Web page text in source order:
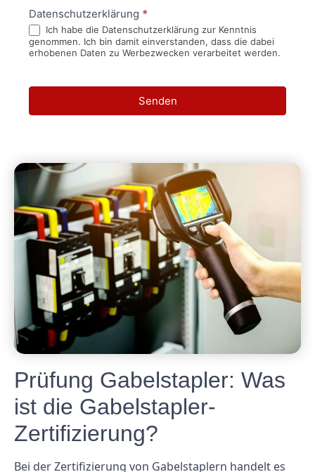
Datenschutzerklärung *
Ich habe die Datenschutzerklärung zur Kenntnis
genommen. Ich bin damit einverstanden, dass die dabei
erhobenen Daten zu Werbezwecken verarbeitet werden.
Senden
Prüfung Gabelstapler: Was
ist die Gabelstapler-
Zertifizierung?
Bei der Zertifizierung von Gabelstaplern handelt es